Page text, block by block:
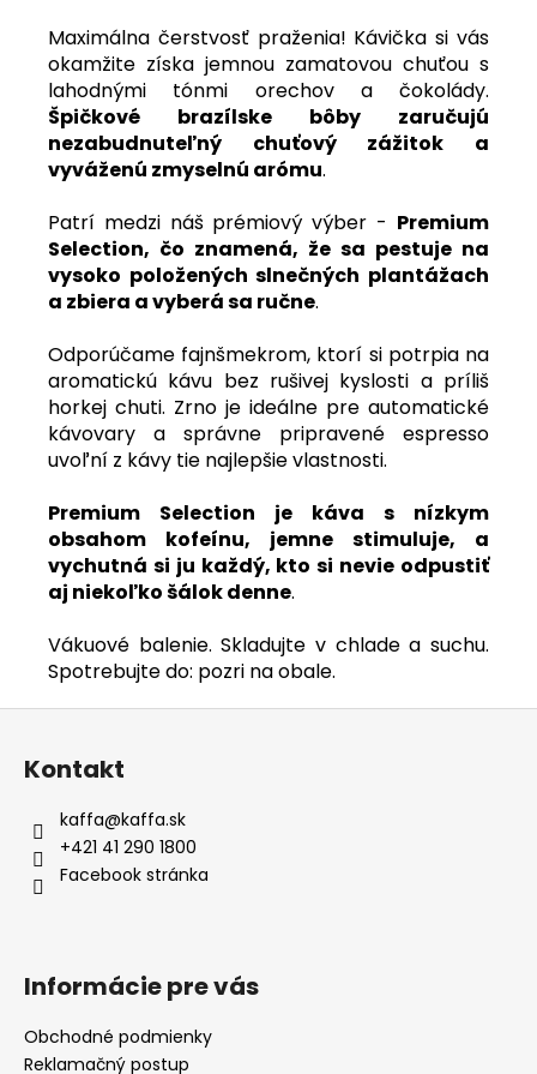
Maximálna čerstvosť praženia! Kávička si vás
okamžite získa jemnou zamatovou chuťou s
lahodnými tónmi orechov a čokolády.
Špičkové brazílske bôby zaručujú
nezabudnuteľný chuťový zážitok a
vyváženú zmyselnú arómu.
Patrí medzi náš prémiový výber - Premium
Selection, čo znamená, že sa pestuje na
vysoko položených slnečných plantážach
a zbiera a vyberá sa ručne.
Odporúčame fajnšmekrom, ktorí si potrpia na
aromatickú kávu bez rušivej kyslosti a príliš
horkej chuti. Zrno je ideálne pre automatické
kávovary a správne pripravené espresso
uvoľní z kávy tie najlepšie vlastnosti.
Premium Selection je káva s nízkym
obsahom kofeínu, jemne stimuluje, a
vychutná si ju každý, kto si nevie odpustiť
aj niekoľko šálok denne.
Vákuové balenie. Skladujte v chlade a suchu.
Spotrebujte do: pozri na obale.
Z
Kontakt
kaffa@kaffa.sk
+421 41 290 1800
Facebook stránka
Informácie pre vás
Obchodné podmienky
Reklamačný postup